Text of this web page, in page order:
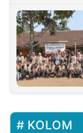
KOLOM